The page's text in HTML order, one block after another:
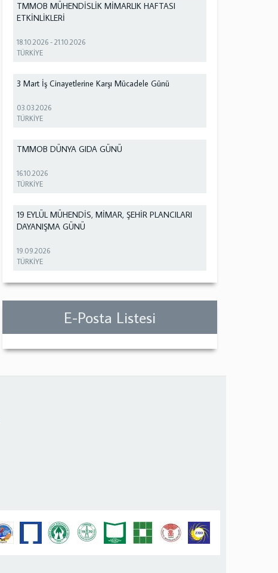
TMMOB MÜHENDİSLİK MİMARLIK HAFTASI
ETKİNLİKLERİ
18.10.2026 -21.10.2026
TÜRKİYE
3 Mart İş Cinayetlerine Karşı Mücadele Günü
03.03.2026
TÜRKİYE
TMMOB DÜNYA GIDA GÜNÜ
16.10.2026
TÜRKİYE
19 EYLÜL MÜHENDİS, MİMAR, ŞEHİR PLANCILARI
DAYANIŞMA GÜNÜ
19.09.2026
TÜRKİYE
E-Posta Listesi